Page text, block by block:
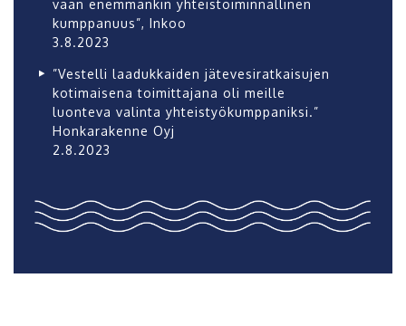
vaan enemmänkin yhteistoiminnallinen
kumppanuus”, Inkoo
3.8.2023
”Vestelli laadukkaiden jätevesiratkaisujen
kotimaisena toimittajana oli meille
luonteva valinta yhteistyökumppaniksi.”
Honkarakenne Oyj
2.8.2023